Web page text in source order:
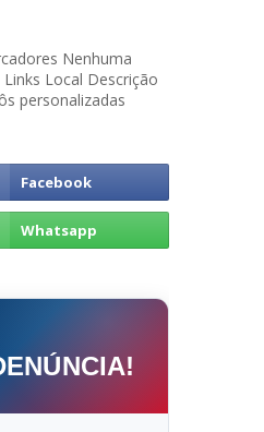
Nenhuma
Local Descrição
personalizadas